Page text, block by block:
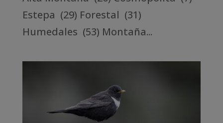
Estepa (29) Forestal (31)
Humedales (53) Montaña...